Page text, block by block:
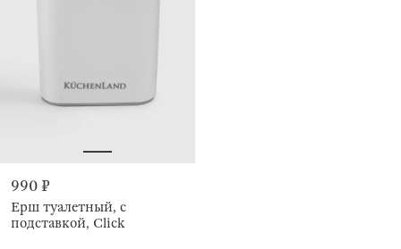
990 ₽
Ерш туалетный, с
подставкой, Click